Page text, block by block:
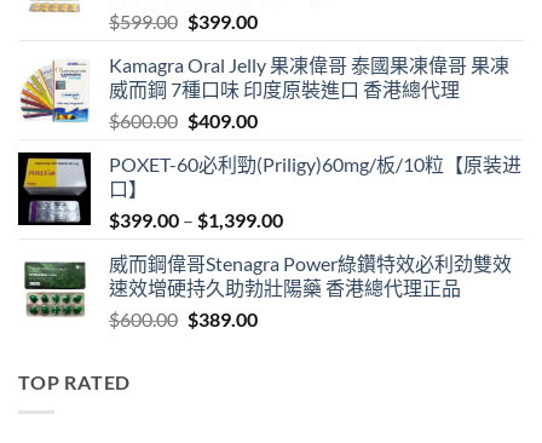
$599.00 Original
was:
$599.00.
$399.00Current
is:
$399.00.
Kamagra Oral Jelly 果凍偉哥 泰國果凍偉哥 果凍
威而鋼 7種口味 印度原裝進口 香港總代理
$600.00 Original
was:
$409.00Current
is:
POXET-60必利勁(Priligy)60mg/板/10粒【原装进
口】
$399.00 – $1,399.00Price
$399.00
through
威而鋼偉哥Stenagra Power綠鑽特效必利劲雙效
速效增硬持久助勃壯陽藥 香港總代理正品
$600.00 Original
$389.00Current
TOP RATED